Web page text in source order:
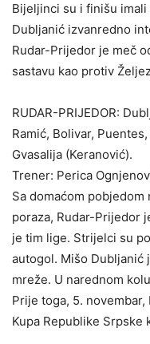
Bijeljinci su i finišu
Dubljanić izvanredno
Rudar-Prijedor je meč
sastavu kao protiv
RUDAR-PRIJEDOR:
Ramić, Bolivar,
Gvasalija (Keranović).
Trener: Perica
Sa domaćom pobjedom
poraza, Rudar-Prijedor
je tim lige. Strijelci su
autogol. Mišo Dubljanić
mreže. U narednom
Prije toga, 5.
Kupa Republike Srpske